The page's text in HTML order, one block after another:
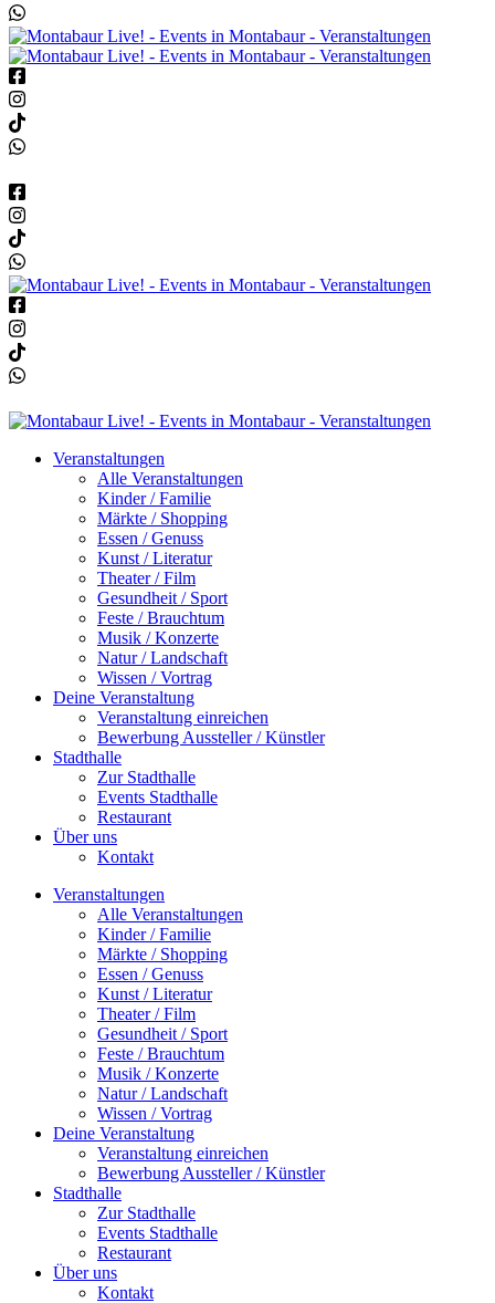
Veranstaltungen
Alle Veranstaltungen
Kinder / Familie
Märkte / Shopping
Essen / Genuss
Kunst / Literatur
Theater / Film
Gesundheit / Sport
Feste / Brauchtum
Musik / Konzerte
Natur / Landschaft
Wissen / Vortrag
Deine Veranstaltung
Veranstaltung einreichen
Bewerbung Aussteller / Künstler
Stadthalle
Zur Stadthalle
Events Stadthalle
Restaurant
Über uns
Kontakt
Veranstaltungen
Alle Veranstaltungen
Kinder / Familie
Märkte / Shopping
Essen / Genuss
Kunst / Literatur
Theater / Film
Gesundheit / Sport
Feste / Brauchtum
Musik / Konzerte
Natur / Landschaft
Wissen / Vortrag
Deine Veranstaltung
Veranstaltung einreichen
Bewerbung Aussteller / Künstler
Stadthalle
Zur Stadthalle
Events Stadthalle
Restaurant
Über uns
Kontakt